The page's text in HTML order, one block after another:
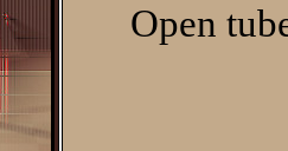
Open